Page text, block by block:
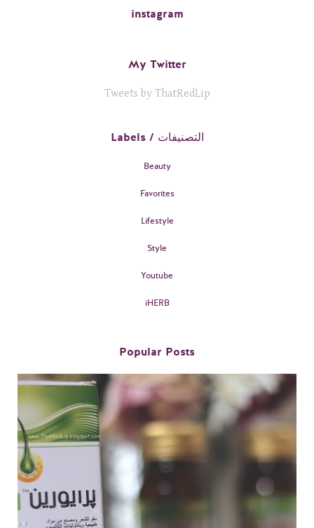
instagram
My Twitter
Tweets by ThatRedLip
Labels / التصنيفات
Beauty
Favorites
Lifestyle
Style
Youtube
iHERB
Popular Posts